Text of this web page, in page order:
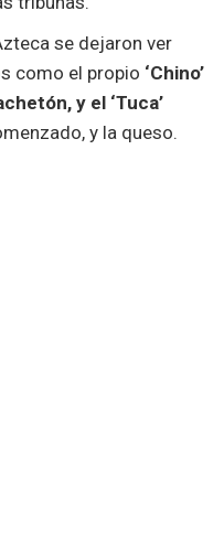
se dejaron ver
como el propio ‘Chino’
y el ‘Tuca’
y la queso.